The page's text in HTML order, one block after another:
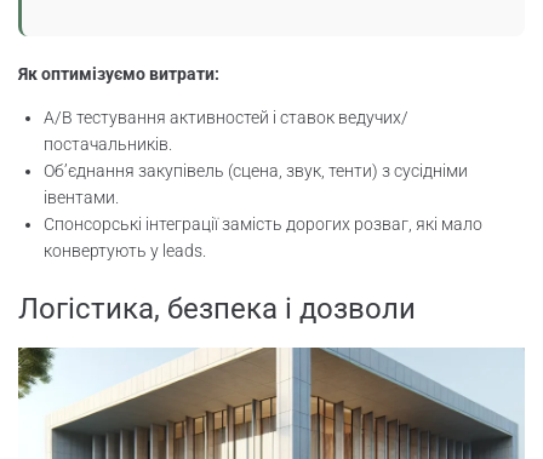
Як оптимізуємо витрати:
A/B тестування активностей і ставок ведучих/
постачальників.
Об’єднання закупівель (сцена, звук, тенти) з сусідніми
івентами.
Спонсорські інтеграції замість дорогих розваг, які мало
конвертують у leads.
Логістика, безпека і дозволи